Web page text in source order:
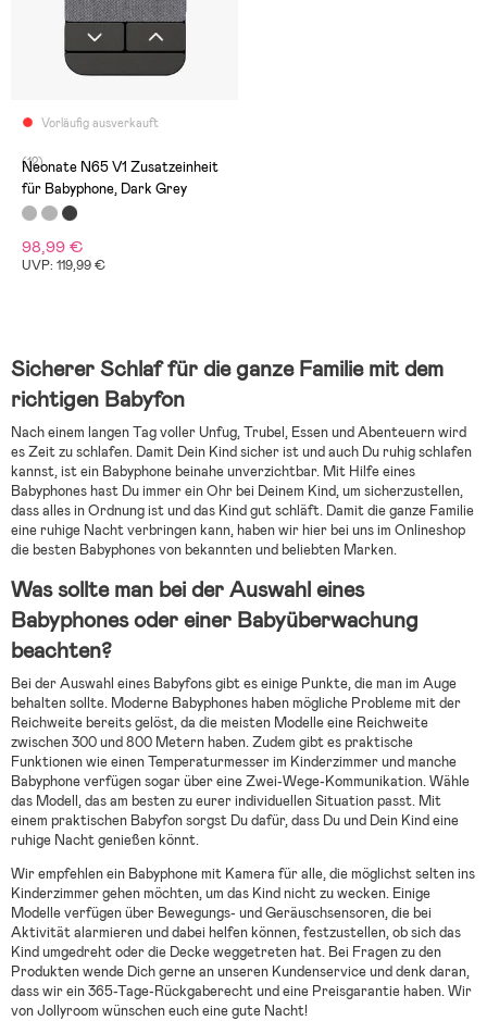
Vorläufig ausverkauft
(12)
Neonate N65 V1 Zusatzeinheit
für Babyphone, Dark Grey
98,99 €
UVP: 119,99 €
Sicherer Schlaf für die ganze Familie mit dem
richtigen Babyfon
Nach einem langen Tag voller Unfug, Trubel, Essen und Abenteuern wird
es Zeit zu schlafen. Damit Dein Kind sicher ist und auch Du ruhig schlafen
kannst, ist ein Babyphone beinahe unverzichtbar. Mit Hilfe eines
Babyphones hast Du immer ein Ohr bei Deinem Kind, um sicherzustellen,
dass alles in Ordnung ist und das Kind gut schläft. Damit die ganze Familie
eine ruhige Nacht verbringen kann, haben wir hier bei uns im Onlineshop
die besten Babyphones von bekannten und beliebten Marken.
Was sollte man bei der Auswahl eines
Babyphones oder einer Babyüberwachung
beachten?
Bei der Auswahl eines Babyfons gibt es einige Punkte, die man im Auge
behalten sollte. Moderne Babyphones haben mögliche Probleme mit der
Reichweite bereits gelöst, da die meisten Modelle eine Reichweite
zwischen 300 und 800 Metern haben. Zudem gibt es praktische
Funktionen wie einen Temperaturmesser im Kinderzimmer und manche
Babyphone verfügen sogar über eine Zwei-Wege-Kommunikation. Wähle
das Modell, das am besten zu eurer individuellen Situation passt. Mit
einem praktischen Babyfon sorgst Du dafür, dass Du und Dein Kind eine
ruhige Nacht genießen könnt.
Wir empfehlen ein Babyphone mit Kamera für alle, die möglichst selten ins
Kinderzimmer gehen möchten, um das Kind nicht zu wecken. Einige
Modelle verfügen über Bewegungs- und Geräuschsensoren, die bei
Aktivität alarmieren und dabei helfen können, festzustellen, ob sich das
Kind umgedreht oder die Decke weggetreten hat. Bei Fragen zu den
Produkten wende Dich gerne an unseren Kundenservice und denk daran,
dass wir ein 365-Tage-Rückgaberecht und eine Preisgarantie haben. Wir
von Jollyroom wünschen euch eine gute Nacht!